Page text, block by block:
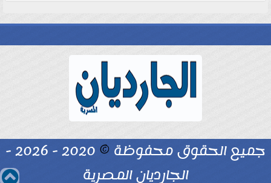
جميع الحقوق محفوظة ©
2020 - 2026 -
الجارديان المصرية